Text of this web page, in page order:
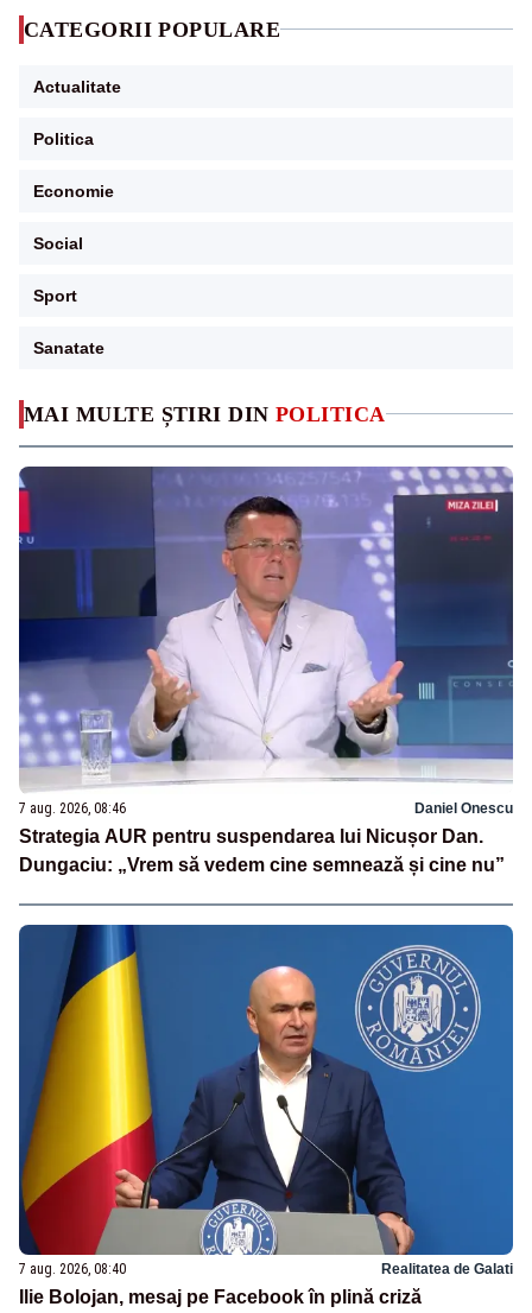
MAI MULTE ȘTIRI DIN POLITICA
7 aug. 2026, 08:46 Daniel Onescu
Strategia AUR pentru suspendarea lui Nicușor Dan.
Dungaciu: „Vrem să vedem cine semnează și cine nu”
7 aug. 2026, 08:40 Realitatea de Galati
Ilie Bolojan, mesaj pe Facebook în plină criză
CATEGORII POPULARE
Actualitate
Politica
Economie
Social
Sport
Sanatate